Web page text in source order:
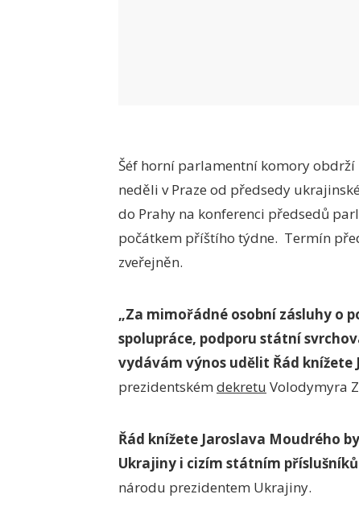
Šéf horní parlamentní komory obdrží
neděli v Praze od předsedy
do Prahy na konferenci předsedů
počátkem příštího týdne. Termín
zveřejněn.
„Za mimořádné osobní zásluhy o
spolupráce, podporu státní
vydávám výnos udělit Řád
prezidentském dekretu Volodymyra
Řád knížete Jaroslava Moudrého
Ukrajiny i cizím státním
národu prezidentem Ukrajiny.